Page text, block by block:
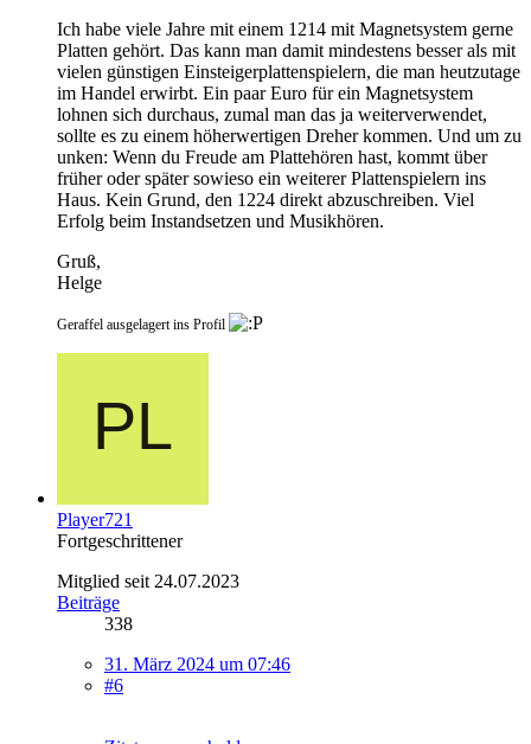
Ich habe viele Jahre mit einem 1214 mit Magnetsystem gerne
Platten gehört. Das kann man damit mindestens besser als mit
vielen günstigen Einsteigerplattenspielern, die man heutzutage
im Handel erwirbt. Ein paar Euro für ein Magnetsystem
lohnen sich durchaus, zumal man das ja weiterverwendet,
sollte es zu einem höherwertigen Dreher kommen. Und um zu
unken: Wenn du Freude am Plattehören hast, kommt über
früher oder später sowieso ein weiterer Plattenspielern ins
Haus. Kein Grund, den 1224 direkt abzuschreiben. Viel
Erfolg beim Instandsetzen und Musikhören.
Gruß,
Helge
Geraffel ausgelagert ins Profil
Player721
Fortgeschrittener
Mitglied seit 24.07.2023
Beiträge
338
31. März 2024 um 07:46
#6